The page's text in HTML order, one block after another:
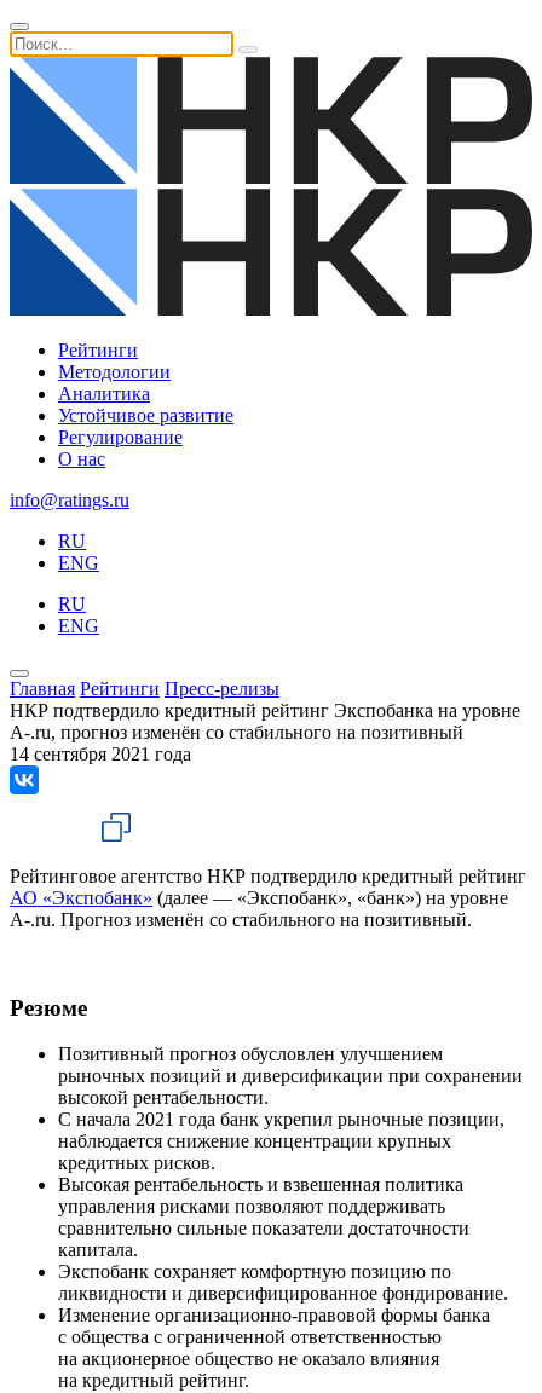
Рейтинги
Методологии
Аналитика
Устойчивое развитие
Регулирование
О нас
info@ratings.ru
RU
ENG
RU
ENG
Главная Рейтинги Пресс-релизы
НКР подтвердило кредитный рейтинг Экспобанка на уровне
A-.ru, прогноз изменён со стабильного на позитивный
14 сентября 2021 года
Рейтинговое агентство НКР подтвердило кредитный рейтинг
АО «Экспобанк» (далее — «Экспобанк», «банк») на уровне
A-.ru. Прогноз изменён со стабильного на позитивный.
Резюме
Позитивный прогноз обусловлен улучшением
рыночных позиций и диверсификации при сохранении
высокой рентабельности.
С начала 2021 года банк укрепил рыночные позиции,
наблюдается снижение концентрации крупных
кредитных рисков.
Высокая рентабельность и взвешенная политика
управления рисками позволяют поддерживать
сравнительно сильные показатели достаточности
капитала.
Экспобанк сохраняет комфортную позицию по
ликвидности и диверсифицированное фондирование.
Изменение организационно-правовой формы банка
с общества с ограниченной ответственностью
на акционерное общество не оказало влияния
на кредитный рейтинг.